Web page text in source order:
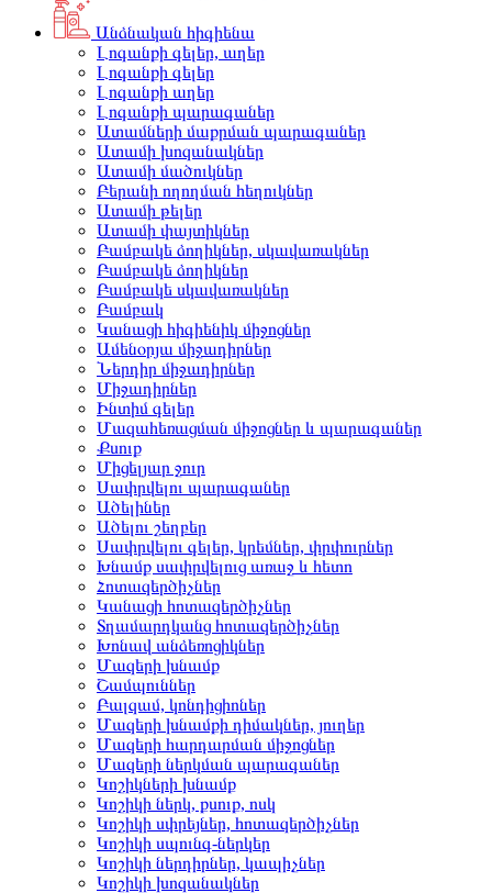
Անձնական հիգիենա
Լոգանքի գելեր, աղեր
Լոգանքի գելեր
Լոգանքի աղեր
Լոգանքի պարագաներ
Ատամների մաքրման պարագաներ
Ատամի խոզանակներ
Ատամի մածուկներ
Բերանի ողողման հեղուկներ
Ատամի թելեր
Ատամի փայտիկներ
Բամբակե ձողիկներ, սկավառակներ
Բամբակե ձողիկներ
Բամբակե սկավառակներ
Բամբակ
Կանացի հիգիենիկ միջոցներ
Ամենօրյա միջադիրներ
Ներդիր միջադիրներ
Միջադիրներ
Ինտիմ գելեր
Մազահեռացման միջոցներ և պարագաներ
Քսուք
Միցելյար ջուր
Սափրվելու պարագաներ
Ածելիներ
Ածելու շեղբեր
Սափրվելու գելեր, կրեմներ, փրփուրներ
Խնամք սափրվելուց առաջ և հետո
Հոտազերծիչներ
Կանացի հոտազերծիչներ
Տղամարդկանց հոտազերծիչներ
Խոնավ անձեռոցիկներ
Մազերի խնամք
Շամպուններ
Բալզամ, կոնդիցիոներ
Մազերի խնամքի դիմակներ, յուղեր
Մազերի հարդարման միջոցներ
Մազերի ներկման պարագաներ
Կոշիկների խնամք
Կոշիկի ներկ, քսուք, ոսկ
Կոշիկի սփրեյներ, հոտազերծիչներ
Կոշիկի սպունգ-ներկեր
Կոշիկի ներդիրներ, կապիչներ
Կոշիկի խոզանակներ